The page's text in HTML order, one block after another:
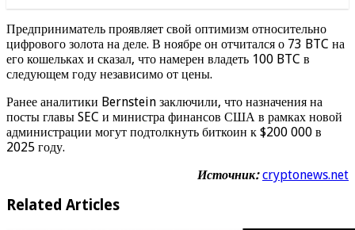
Предприниматель проявляет свой оптимизм относительно
цифрового золота на деле. В ноябре он отчитался о 73 BTC на
его кошельках и сказал, что намерен владеть 100 BTC в
следующем году независимо от цены.
Ранее аналитики Bernstein заключили, что назначения на
посты главы SEC и министра финансов США в рамках новой
администрации могут подтолкнуть биткоин к $200 000 в
2025 году.
Источник: cryptonews.net
Related Articles